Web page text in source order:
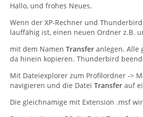
Hallo, und frohes Neues.
Wenn der XP-Rechner und
lauffähig ist, einen neuen Ordner z.B.
mit dem Namen Transfer anlegen. Alle
da hinein kopieren. Thunderbird
Mit Dateiexplorer zum Profilordner ->
navigieren und die Datei Transfer auf
Die gleichnamige mit Extension .msf